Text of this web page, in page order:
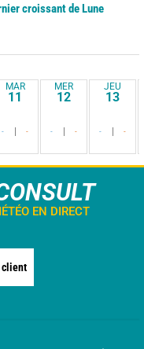
croissant de Lune
MAR
11
- -
MER
12
- -
JEU
13
- -
EN DIRECT
client